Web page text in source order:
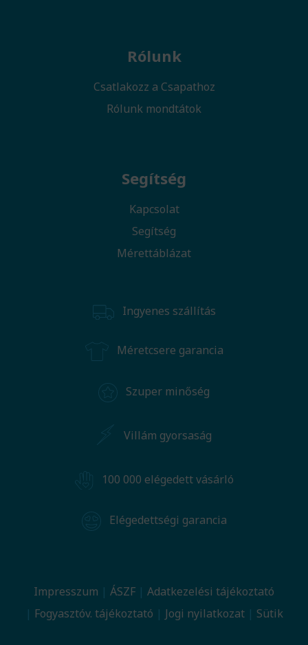
Rólunk
Csatlakozz a Csapathoz
Rólunk mondtátok
Segítség
Kapcsolat
Segítség
Mérettáblázat
Ingyenes szállítás
Méretcsere garancia
Szuper minőség
Villám gyorsaság
100 000 elégedett vásárló
Elégedettségi garancia
Impresszum ÁSZF
Adatkezelési tájékoztató
Fogyasztóv. tájékoztató
Jogi nyilatkozat Sütik